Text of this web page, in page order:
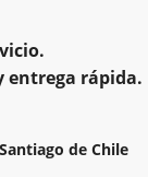
entrega rápida.
de Chile